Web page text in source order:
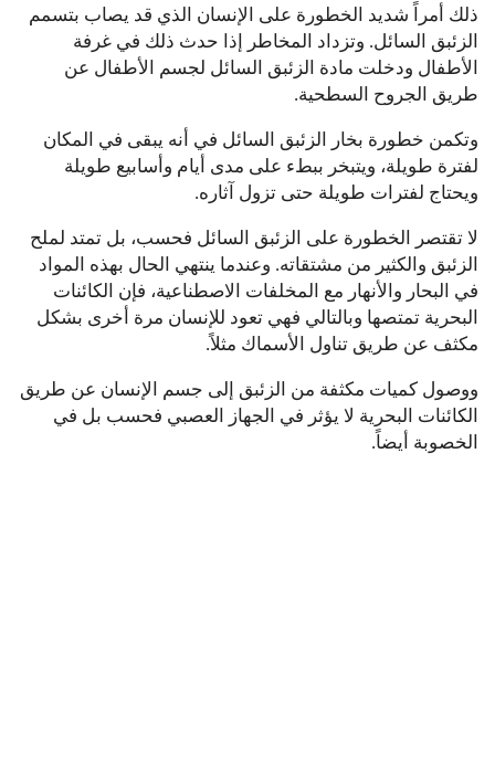
ذلك أمراً شديد الخطورة على الإنسان الذي قد يصاب بتسمم
الزئبق السائل. وتزداد المخاطر إذا حدث ذلك في غرفة
الأطفال ودخلت مادة الزئبق السائل لجسم الأطفال عن
طريق الجروح السطحية.
وتكمن خطورة بخار الزئبق السائل في أنه يبقى في المكان
لفترة طويلة، ويتبخر ببطء على مدى أيام وأسابيع طويلة
ويحتاج لفترات طويلة حتى تزول آثاره.
لا تقتصر الخطورة على الزئبق السائل فحسب، بل تمتد لملح
الزئبق والكثير من مشتقاته. وعندما ينتهي الحال بهذه المواد
في البحار والأنهار مع المخلفات الاصطناعية، فإن الكائنات
البحرية تمتصها وبالتالي فهي تعود للإنسان مرة أخرى بشكل
مكثف عن طريق تناول الأسماك مثلاً.
ووصول كميات مكثفة من الزئبق إلى جسم الإنسان عن طريق
الكائنات البحرية لا يؤثر في الجهاز العصبي فحسب بل في
الخصوبة أيضاً.